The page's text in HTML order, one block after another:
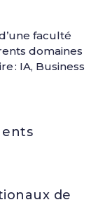
faculté
domaines
: IA, Business
de